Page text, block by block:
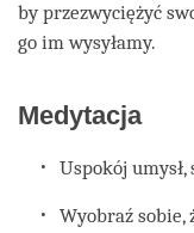
by przezwyciężyć
go im wysyłamy.
Medytacja
Uspokój
Wyobraź sobie,